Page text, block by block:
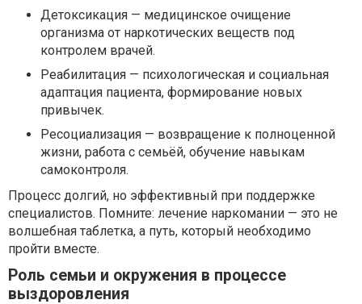
Детоксикация — медицинское очищение
организма от наркотических веществ под
контролем врачей.
Реабилитация — психологическая и социальная
адаптация пациента, формирование новых
привычек.
Ресоциализация — возвращение к полноценной
жизни, работа с семьёй, обучение навыкам
самоконтроля.
Процесс долгий, но эффективный при поддержке
специалистов. Помните: лечение наркомании — это не
волшебная таблетка, а путь, который необходимо
пройти вместе.
Роль семьи и окружения в процессе
выздоровления